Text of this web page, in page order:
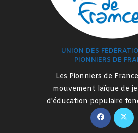
UNION DES
PIONNIERS DE
Les Pionniers de
mouvement laïque de
d'éducation populaire
S’ouvre
dans